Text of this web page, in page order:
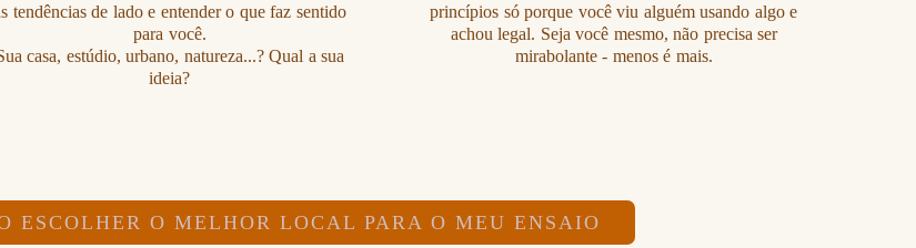
tendências de lado e entender o que faz sentido
para você.
casa, estúdio, urbano, natureza...? Qual a sua
ideia?
princípios só porque você viu alguém usando algo e
achou legal. Seja você mesmo, não precisa ser
mirabolante - menos é mais.
ESCOLHER O MELHOR LOCAL PARA O MEU ENSAIO